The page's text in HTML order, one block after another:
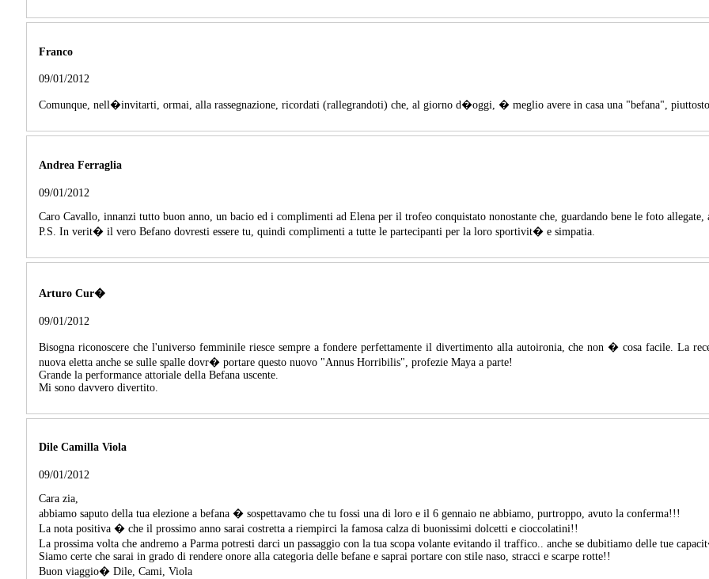
Franco
09/01/2012
Comunque, nell�invitarti, ormai, alla rassegnazione, ricordati (rallegrandoti) che, al giorno d�oggi, � meglio avere in casa una "befana",
Andrea Ferraglia
09/01/2012
Caro Cavallo, innanzi tutto buon anno, un bacio ed i complimenti ad Elena per il trofeo conquistato nonostante che, guardando bene le foto allegate,
P.S. In verit� il vero Befano dovresti essere tu, quindi complimenti a tutte le partecipanti per la loro sportivit� e simpatia.
Arturo Cur�
09/01/2012
Bisogna riconoscere che l'universo femminile riesce sempre a fondere perfettamente il divertimento alla autoironia, che non � cosa facile. La
nuova eletta anche se sulle spalle dovr� portare questo nuovo "Annus Horribilis", profezie Maya a parte!
Grande la performance attoriale della Befana uscente.
Mi sono davvero divertito.
Dile Camilla Viola
09/01/2012
Cara zia,
abbiamo saputo della tua elezione a befana � sospettavamo che tu fossi una di loro e il 6 gennaio ne abbiamo, purtroppo, avuto la conferma!!!
La nota positiva � che il prossimo anno sarai costretta a riempirci la famosa calza di buonissimi dolcetti e cioccolatini!!
La prossima volta che andremo a Parma potresti darci un passaggio con la tua scopa volante evitando il traffico.. anche se dubitiamo delle tue
Siamo certe che sarai in grado di rendere onore alla categoria delle befane e saprai portare con stile naso, stracci e scarpe rotte!!
Buon viaggio� Dile, Cami, Viola